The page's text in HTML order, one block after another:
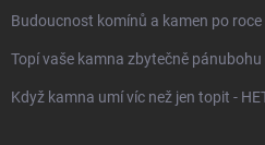
Budoucnost komínů a kamen po
Topí vaše kamna zbytečně pánubohu
Když kamna umí víc než jen topit -